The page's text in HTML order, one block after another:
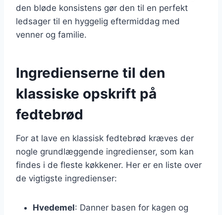
den bløde konsistens gør den til en perfekt
ledsager til en hyggelig eftermiddag med
venner og familie.
Ingredienserne til den
klassiske opskrift på
fedtebrød
For at lave en klassisk fedtebrød kræves der
nogle grundlæggende ingredienser, som kan
findes i de fleste køkkener. Her er en liste over
de vigtigste ingredienser:
Hvedemel: Danner basen for kagen og